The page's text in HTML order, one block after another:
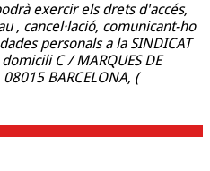
exercir els drets d'accés,
, cancel·lació, comunicant-ho
personals a la SINDICAT
C / MARQUES DE
BARCELONA, (